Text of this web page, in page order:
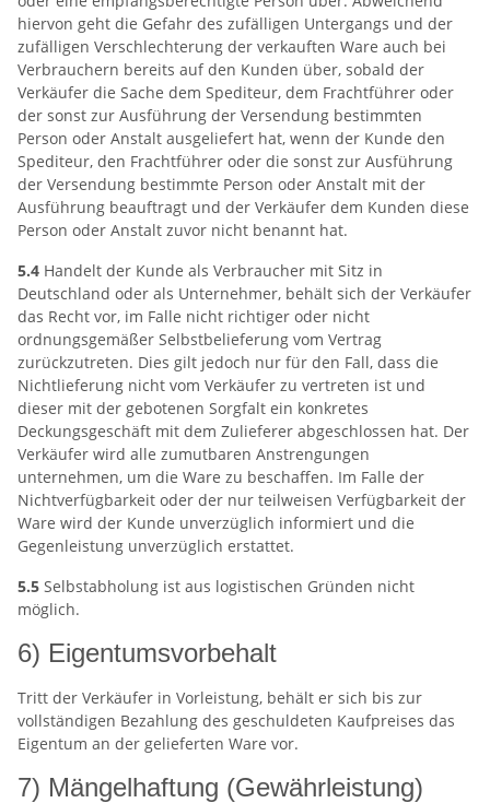
hiervon geht die Gefahr des zufälligen Untergangs und der
zufälligen Verschlechterung der verkauften Ware auch bei
Verbrauchern bereits auf den Kunden über, sobald der
Verkäufer die Sache dem Spediteur, dem Frachtführer oder
der sonst zur Ausführung der Versendung bestimmten
Person oder Anstalt ausgeliefert hat, wenn der Kunde den
Spediteur, den Frachtführer oder die sonst zur Ausführung
der Versendung bestimmte Person oder Anstalt mit der
Ausführung beauftragt und der Verkäufer dem Kunden diese
Person oder Anstalt zuvor nicht benannt hat.
5.4 Handelt der Kunde als Verbraucher mit Sitz in
Deutschland oder als Unternehmer, behält sich der Verkäufer
das Recht vor, im Falle nicht richtiger oder nicht
ordnungsgemäßer Selbstbelieferung vom Vertrag
zurückzutreten. Dies gilt jedoch nur für den Fall, dass die
Nichtlieferung nicht vom Verkäufer zu vertreten ist und
dieser mit der gebotenen Sorgfalt ein konkretes
Deckungsgeschäft mit dem Zulieferer abgeschlossen hat. Der
Verkäufer wird alle zumutbaren Anstrengungen
unternehmen, um die Ware zu beschaffen. Im Falle der
Nichtverfügbarkeit oder der nur teilweisen Verfügbarkeit der
Ware wird der Kunde unverzüglich informiert und die
Gegenleistung unverzüglich erstattet.
5.5 Selbstabholung ist aus logistischen Gründen nicht
möglich.
6) Eigentumsvorbehalt
Tritt der Verkäufer in Vorleistung, behält er sich bis zur
vollständigen Bezahlung des geschuldeten Kaufpreises das
Eigentum an der gelieferten Ware vor.
7) Mängelhaftung (Gewährleistung)